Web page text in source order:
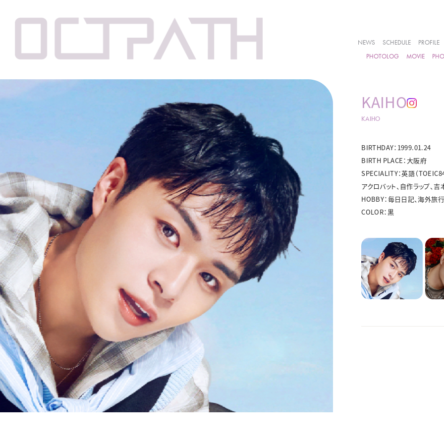
NEWS SCHEDULE
PROFILE
PHOTOLOG
MOVIE
KAIHO
KAIHO
BIRTHDAY：1999.01.24
BIRTH PLACE：大阪府
SPECIALITY：英語（
アクロバット、自作ラップ、
HOBBY：毎日日記、海外旅
COLOR：黒